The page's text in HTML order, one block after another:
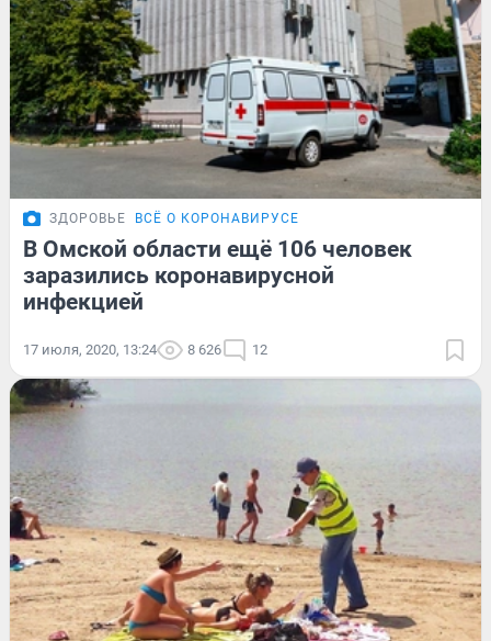
ЗДОРОВЬЕ ВСЁ О КОРОНАВИРУСЕ
В Омской области ещё 106 человек
заразились коронавирусной
инфекцией
17 июля, 2020, 13:24 8 626 12